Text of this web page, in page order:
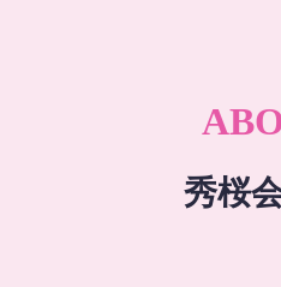
秀桜